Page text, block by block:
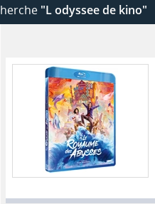
"L odyssee de kino"